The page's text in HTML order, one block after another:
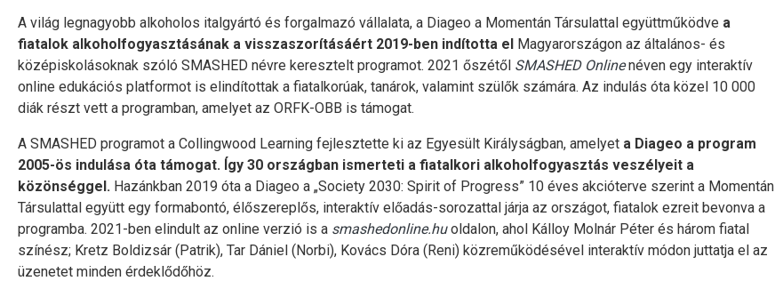
A világ legnagyobb alkoholos italgyártó és forgalmazó vállalata, a Diageo a Momentán Társulattal együttműködve a
fiatalok alkoholfogyasztásának a visszaszorításáért 2019-ben indította el Magyarországon az általános- és
középiskolásoknak szóló SMASHED névre keresztelt programot. 2021 őszétől SMASHED Onlinenéven egy interaktív
online edukációs platformot is elindítottak a fiatalkorúak, tanárok, valamint szülők számára. Az indulás óta közel 10 000
diák részt vett a programban, amelyet az ORFK-OBB is támogat.
A SMASHED programot a Collingwood Learning fejlesztette ki az Egyesült Királyságban, amelyet a Diageo a program
2005-ös indulása óta támogat. Így 30 országban ismerteti a fiatalkori alkoholfogyasztás veszélyeit a
közönséggel. Hazánkban 2019 óta a Diageo a „Society 2030: Spirit of Progress” 10 éves akcióterve szerint a Momentán
Társulattal együtt egy formabontó, élőszereplős, interaktív előadás-sorozattal járja az országot, fiatalok ezreit bevonva a
programba. 2021-ben elindult az online verzió is a smashedonline.huoldalon, ahol Kálloy Molnár Péter és három fiatal
színész; Kretz Boldizsár (Patrik), Tar Dániel (Norbi), Kovács Dóra (Reni) közreműködésével interaktív módon juttatja el az
üzenetet minden érdeklődőhöz.